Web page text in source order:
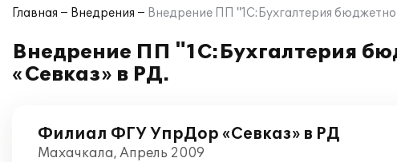
Главная Внедрения Внедрение ПП "1С:Бухгалтерия
Внедрение ПП "1С:Бухгалтерия
«Севказ» в РД.
Филиал ФГУ УпрДор «Севказ» в РД
Махачкала, Апрель 2009